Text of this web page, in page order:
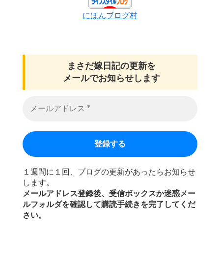
にほんブログ村
まさだ嫁日記の更新を
メールでお知らせします
１週間に１回、ブログの更新があったらお知らせ
します。
メールアドレス登録後、受信ボックスか迷惑メー
ルフォルダを確認して購読手続きを完了してくだ
さい。